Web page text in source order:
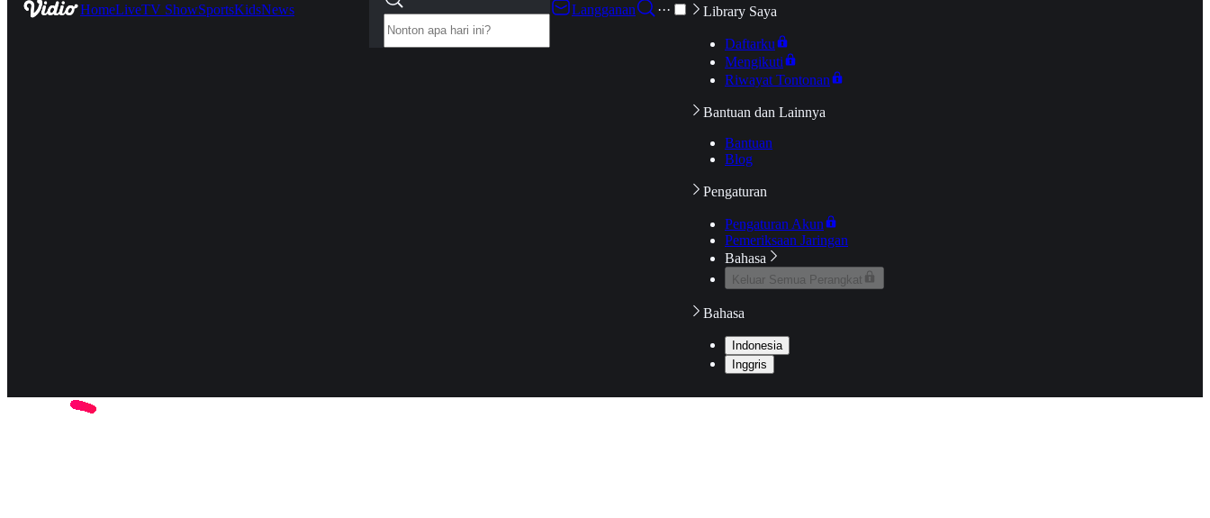
HomeLiveTV ShowSportsKidsNews
Langganan
··· Library Saya
Daftarku
Mengikuti
Riwayat Tontonan
Bantuan dan Lainnya
Bantuan
Blog
Pengaturan
Pengaturan Akun
Pemeriksaan Jaringan
Bahasa
Keluar Semua Perangkat
Bahasa
Indonesia
Inggris